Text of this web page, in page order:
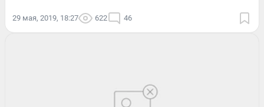
29 мая, 2019, 18:27 622 46